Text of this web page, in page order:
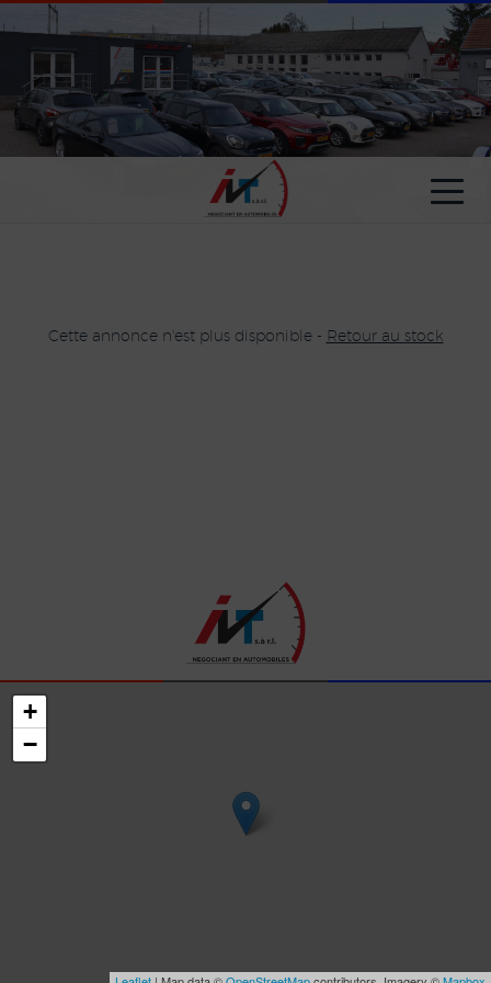
Cette annonce n'est plus disponible - Retour au stock
+
−
Paramètres avancés des cookies